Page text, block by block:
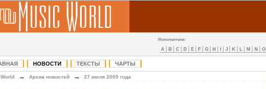
Исполнители:
A B C D E F G H J K L M N O
НОВОСТИ ТЕКСТЫ ЧАРТЫ
→ Архив новостей→ 27 июля 2005 года